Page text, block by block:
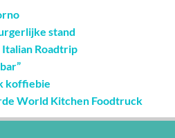
stand
Roadtrip
koffiebie
World Kitchen Foodtruck